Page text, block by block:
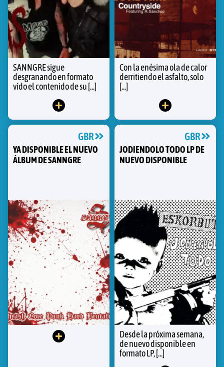
SANNGRE sigue
desgranando en formato
vído el contenido de su [...]
Con la enésima ola de calor
derritiendo el asfalto, solo
[...]
GBR
YA DISPONIBLE EL NUEVO
ÁLBUM DE SANNGRE
GBR
JODIENDOLO TODO LP DE
NUEVO DISPONIBLE
Desde la próxima semana,
de nuevo disponible en
formato LP, [...]